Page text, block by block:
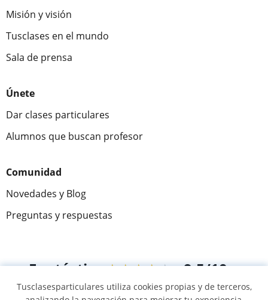
Misión y visión
Tusclases en el mundo
Sala de prensa
Únete
Dar clases particulares
Alumnos que buscan profesor
Comunidad
Novedades y Blog
Preguntas y respuestas
Fantástica★★★★★ 9,5/10
305915 opiniones de alumnos
Tusclasesparticulares utiliza cookies propias y de terceros,